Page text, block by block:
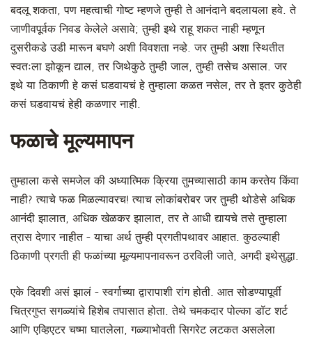
बदलू शकता, पण महत्वाची गोष्ट म्हणजे तुम्ही ते आनंदाने बदलायला हवे. ते
जाणीवपूर्वक निवड केलेले असावे; तुम्ही इथे राहू शकत नाही म्हणून
दुसरीकडे उडी मारून बघणे अशी विवशता नव्हे. जर तुम्ही अशा स्थितीत
स्वतःला झोकून द्याल, तर जिथेकुठे तुम्ही जाल, तुम्ही तसेच असाल. जर
इथे या ठिकाणी हे कसं घडवायचं हे तुम्हाला कळत नसेल, तर ते इतर कुठेही
कसं घडवायचं हेही कळणार नाही.
फळाचे मूल्यमापन
तुम्हाला कसे समजेल की अध्यात्मिक क्रिया तुमच्यासाठी काम करतेय किंवा
नाही? त्याचे फळ मिळल्यावरच! त्याच लोकांबरोबर जर तुम्ही थोडेसे अधिक
आनंदी झालात, अधिक खेळकर झालात, तर ते आधी द्यायचे तसे तुम्हाला
त्रास देणार नाहीत - याचा अर्थ तुम्ही प्रगतीपथावर आहात. कुठल्याही
ठिकाणी प्रगती ही फळांच्या मूल्यमापनावरून ठरविली जाते, अगदी इथेसुद्धा.
एके दिवशी असं झालं - स्वर्गाच्या द्वारापाशी रांग होती. आत सोडण्यापूर्वी
चित्रगुप्त सगळ्यांचे हिशेब तपासात होता. तेथे चमकदार पोल्का डॉट शर्ट
आणि एव्हिएटर चष्मा घातलेला, गळ्याभोवती सिगरेट लटकत असलेला